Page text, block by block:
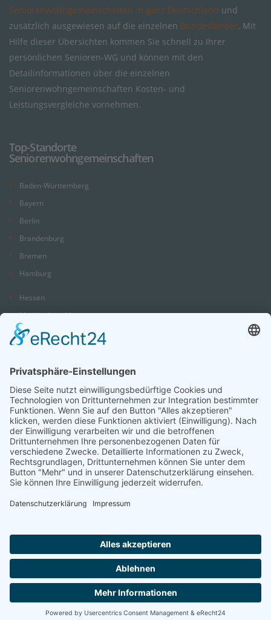
Seniorenwohngemeinschaften in ganz Deutschland und
zusätzlich ausgewiesen auf die einzelnen Bundesländer. Mit
Hilfe dieser Übersichten kommen Sie schnell zu Ihrer
persönlichen Senioren-WG und können mit den
Detailinformationen über die einzelnen
Seniorenwohngemeinschaften Kosten- und
Leistungsvergleiche vornehmen.
Top-Standorte
Seniorenwohngemeinschaften
Baden-Württemberg
Bayern
Berlin
Brandenburg
Bremen
Hamburg
Hessen
Mecklenburg-Vorpommern
Niedersachsen
Rheinland-Pfalz
Saarland
Sachsen
Sachsen-Anhalt
Schleswig-Holstein
Thüringen
Ein Portal derProAgeMedia GmbH & Co. KG.